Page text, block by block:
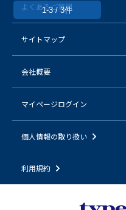
1-3 / 3件
よくあるご質問
サイトマップ
会社概要
マイページログイン
個人情報の取り扱い
利用規約